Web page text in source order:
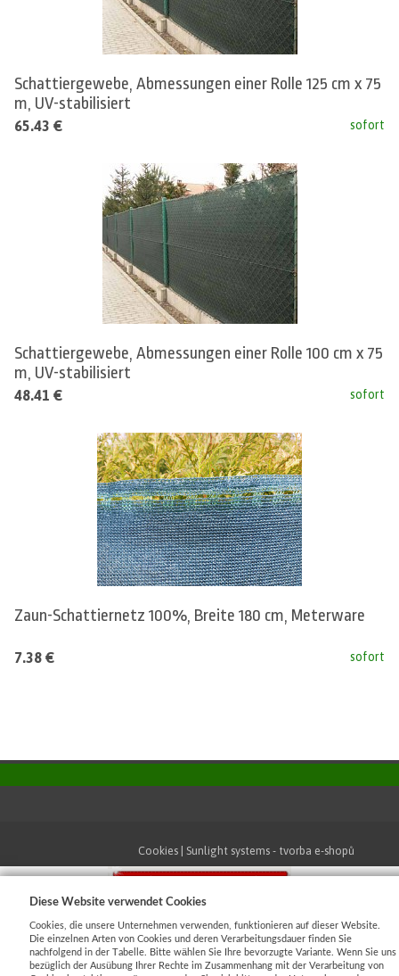
Schattiergewebe, Abmessungen einer Rolle 125 cm x 75
m, UV-stabilisiert
65.43 € sofort
Schattiergewebe, Abmessungen einer Rolle 100 cm x 75
m, UV-stabilisiert
48.41 € sofort
Zaun-Schattiernetz 100%, Breite 180 cm, Meterware
7.38 € sofort
Cookies Sunlight systems - tvorba e-shopů
Diese Website verwendet Cookies
Cookies, die unsere Unternehmen verwenden, funktionieren auf dieser Website.
Die einzelnen Arten von Cookies und deren Verarbeitungsdauer finden Sie
nachfolgend in der Tabelle. Bitte wählen Sie Ihre bevorzugte Variante. Wenn Sie uns
bezüglich der Ausübung Ihrer Rechte im Zusammenhang mit der Verarbeitung von